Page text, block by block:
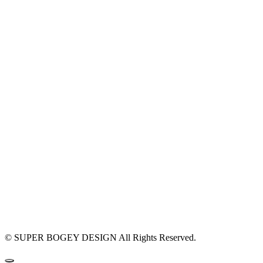
© SUPER BOGEY DESIGN All Rights Reserved.